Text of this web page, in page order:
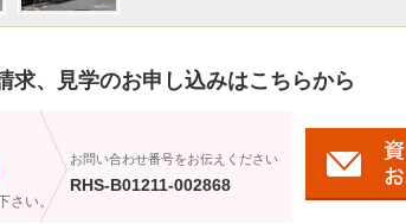
求、見学のお申し込みはこちらから
さい。
お問い合わせ番号をお伝えください
RHS-B01211-002868